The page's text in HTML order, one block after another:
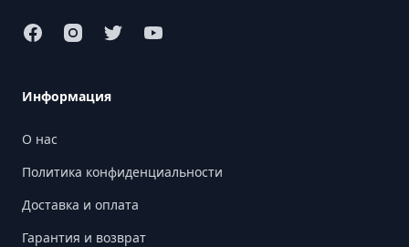
Информация
О нас
Политика конфиденциальности
Доставка и оплата
Гарантия и возврат